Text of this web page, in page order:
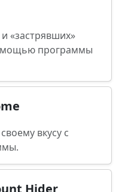
«застрявших»
программы
вкусу с
Hider